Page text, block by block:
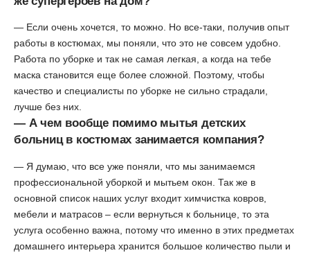
— Если очень хочется, то можно. Но все-таки, получив опыт
работы в костюмах, мы поняли, что это не совсем удобно.
Работа по уборке и так не самая легкая, а когда на тебе
маска становится еще более сложной. Поэтому, чтобы
качество и специалисты по уборке не сильно страдали,
лучше без них.
— А чем вообще помимо мытья детских
больниц в костюмах занимается компания?
— Я думаю, что все уже поняли, что мы занимаемся
профессиональной уборкой и мытьем окон. Так же в
основной список наших услуг входит химчистка ковров,
мебели и матрасов – если вернуться к больнице, то эта
услуга особенно важна, потому что именно в этих предметах
домашнего интерьера хранится большое количество пыли и